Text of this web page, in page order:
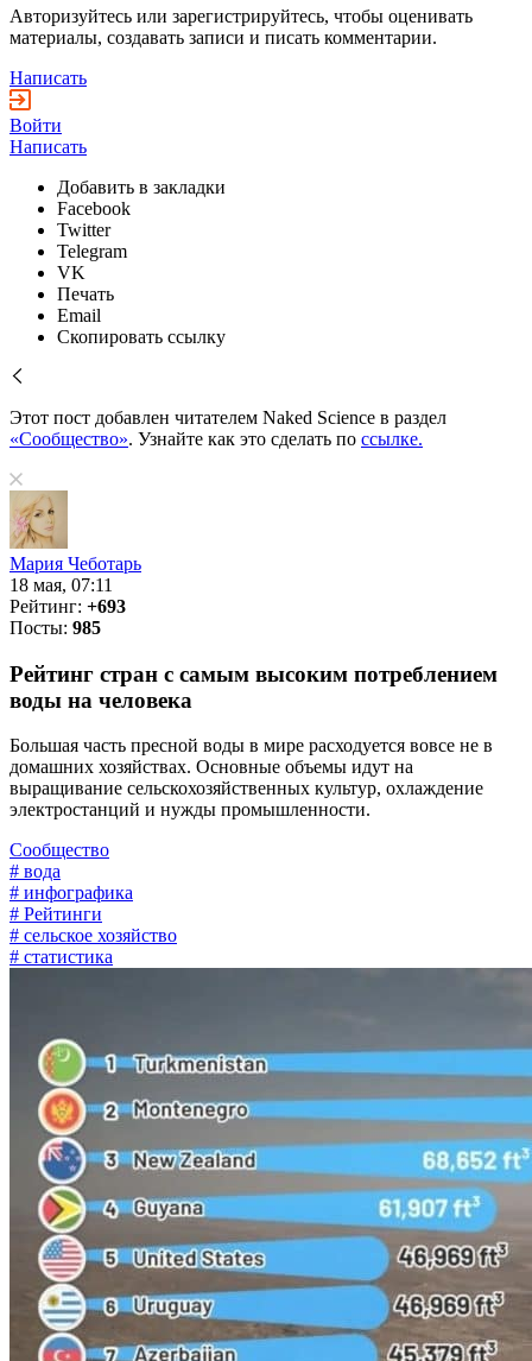
Авторизуйтесь или зарегистрируйтесь, чтобы оценивать
материалы, создавать записи и писать комментарии.
Написать
Войти
Написать
Добавить в закладки
Facebook
Twitter
Telegram
VK
Печать
Email
Скопировать ссылку
Этот пост добавлен читателем Naked Science в раздел
«Сообщество». Узнайте как это сделать по ссылке.
Мария Чеботарь
18 мая, 07:11
Рейтинг: +693
Посты: 985
Рейтинг стран с самым высоким потреблением
воды на человека
Большая часть пресной воды в мире расходуется вовсе не в
домашних хозяйствах. Основные объемы идут на
выращивание сельскохозяйственных культур, охлаждение
электростанций и нужды промышленности.
Сообщество
# вода
# инфографика
# Рейтинги
# сельское хозяйство
# статистика